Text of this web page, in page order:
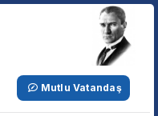
Mutlu Vatandaş